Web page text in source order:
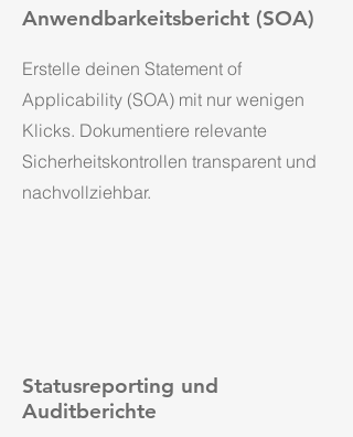
Anwendbarkeitsbericht (SOA)
Erstelle deinen Statement of
Applicability (SOA) mit nur wenigen
Klicks. Dokumentiere relevante
Sicherheitskontrollen transparent und
nachvollziehbar.
Statusreporting und
Auditberichte